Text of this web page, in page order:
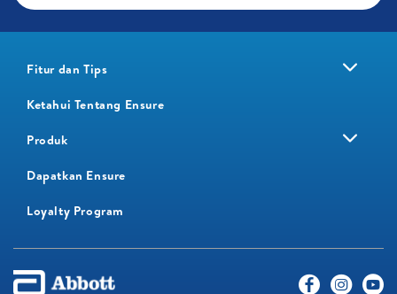
Fitur dan Tips
Ketahui Tentang Ensure
Produk
Dapatkan Ensure
Loyalty Program​